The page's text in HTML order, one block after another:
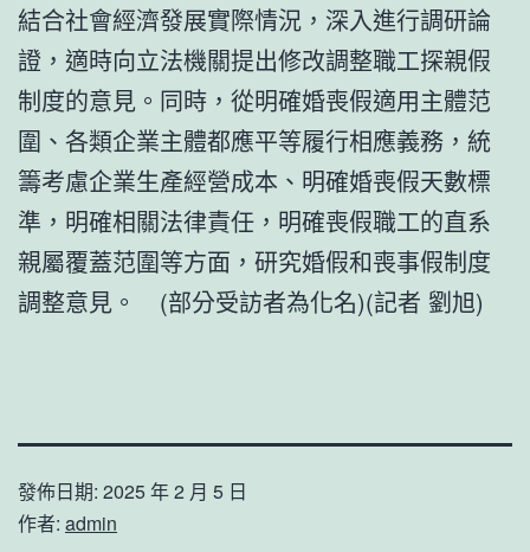
結合社會經濟發展實際情況，深入進行調研論
證，適時向立法機關提出修改調整職工探親假
制度的意見。同時，從明確婚喪假適用主體范
圍、各類企業主體都應平等履行相應義務，統
籌考慮企業生產經營成本、明確婚喪假天數標
準，明確相關法律責任，明確喪假職工的直系
親屬覆蓋范圍等方面，研究婚假和喪事假制度
調整意見。 (部分受訪者為化名)(記者 劉旭)
發佈日期: 2025 年 2 月 5 日
作者: admin